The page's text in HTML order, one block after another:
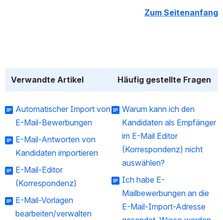
Zum Seitenanfang
Verwandte Artikel
Automatischer Import von
E-Mail-Bewerbungen
E-Mail-Antworten von
Kandidaten importieren
E-Mail-Editor
(Korrespondenz)
E-Mail-Vorlagen
bearbeiten/verwalten
Häufig gestellte Fragen
Warum kann ich den
Kandidaten als Empfänger
im E-Mail Editor
(Korrespondenz) nicht
auswählen?
Ich habe E-
Mailbewerbungen an die
E-Mail-Import-Adresse